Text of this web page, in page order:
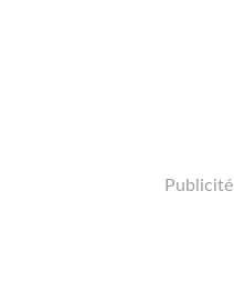
Publicité